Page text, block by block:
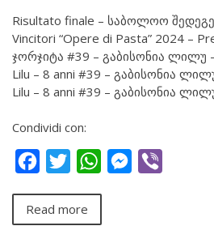
Risultato finale – საბოლოო
Vincitori “Opere di Pasta” 2024 –
ჯორჯიტა #39 – გაბისონია ლილუ
Lilu – 8 anni #39 – გაბისონია
Lilu – 8 anni #39 – გაბისონია
Condividi con:
FacebookTwitterWhatsAppMessenger
Read more